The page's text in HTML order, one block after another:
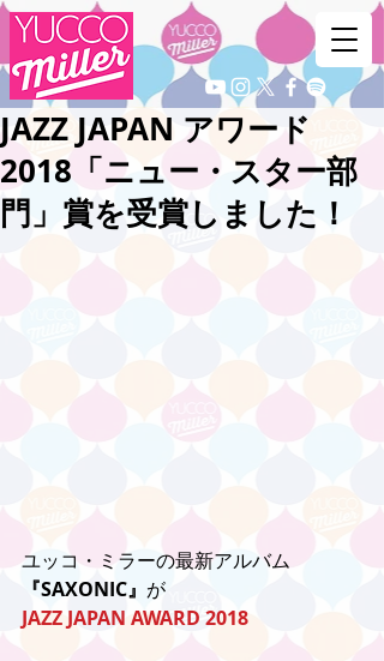
JAZZ JAPAN アワード
2018「ニュー・スター部
門」賞を受賞しました！
ユッコ・ミラーの最新アルバム
『SAXONIC』 が
JAZZ JAPAN AWARD 2018